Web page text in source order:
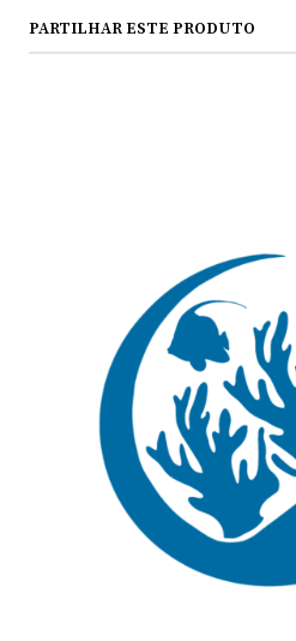
PARTILHAR ESTE PRODUTO